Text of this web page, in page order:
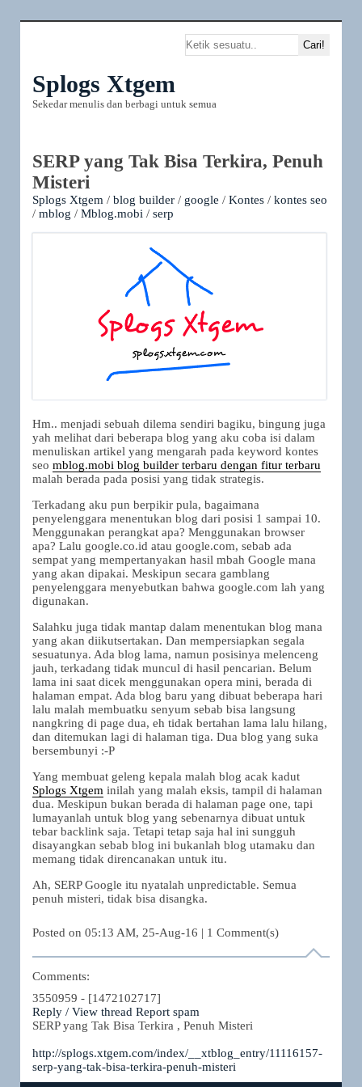
Splogs Xtgem
Sekedar menulis dan berbagi untuk semua
SERP yang Tak Bisa Terkira, Penuh
Misteri
Splogs Xtgem / blog builder / google / Kontes / kontes seo
/ mblog / Mblog.mobi / serp
Hm.. menjadi sebuah dilema sendiri bagiku, bingung juga
yah melihat dari beberapa blog yang aku coba isi dalam
menuliskan artikel yang mengarah pada keyword kontes
seo mblog.mobi blog builder terbaru dengan fitur terbaru
malah berada pada posisi yang tidak strategis.
Terkadang aku pun berpikir pula, bagaimana
penyelenggara menentukan blog dari posisi 1 sampai 10.
Menggunakan perangkat apa? Menggunakan browser
apa? Lalu google.co.id atau google.com, sebab ada
sempat yang mempertanyakan hasil mbah Google mana
yang akan dipakai. Meskipun secara gamblang
penyelenggara menyebutkan bahwa google.com lah yang
digunakan.
Salahku juga tidak mantap dalam menentukan blog mana
yang akan diikutsertakan. Dan mempersiapkan segala
sesuatunya. Ada blog lama, namun posisinya melenceng
jauh, terkadang tidak muncul di hasil pencarian. Belum
lama ini saat dicek menggunakan opera mini, berada di
halaman empat. Ada blog baru yang dibuat beberapa hari
lalu malah membuatku senyum sebab bisa langsung
nangkring di page dua, eh tidak bertahan lama lalu hilang,
dan ditemukan lagi di halaman tiga. Dua blog yang suka
bersembunyi :-P
Yang membuat geleng kepala malah blog acak kadut
Splogs Xtgem inilah yang malah eksis, tampil di halaman
dua. Meskipun bukan berada di halaman page one, tapi
lumayanlah untuk blog yang sebenarnya dibuat untuk
tebar backlink saja. Tetapi tetap saja hal ini sungguh
disayangkan sebab blog ini bukanlah blog utamaku dan
memang tidak direncanakan untuk itu.
Ah, SERP Google itu nyatalah unpredictable. Semua
penuh misteri, tidak bisa disangka.
Posted on 05:13 AM, 25-Aug-16 | 1 Comment(s)
Comments:
3550959 - [1472102717]
Reply / View thread Report spam
SERP yang Tak Bisa Terkira , Penuh Misteri
http://splogs.xtgem.com/index/__xtblog_entry/11116157-
serp-yang-tak-bisa-terkira-penuh-misteri